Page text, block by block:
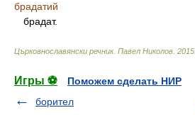
брадатий
брадат.
Църковнославянски речник. Павел Николов 2015
Игры ⚽
Поможем сделать НИР
борител